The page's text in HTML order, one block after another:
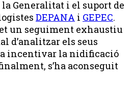
Generalitat i el suport de
DEPANA i GEPEC.
un seguiment exhaustiu
d’analitzar els seus
incentivar la nidificació
s’ha aconseguit